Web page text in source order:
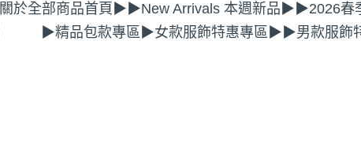
關於全部商品首頁 ▶▶New Arrivals 本週新品 ▶▶2026春
▶精品包款專區 ▶女款服飾特惠專區 ▶▶男款服飾